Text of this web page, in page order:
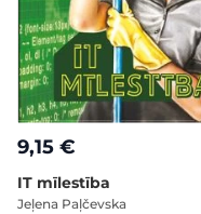
9,15 €
IT mīlestība
Jeļena Paļčevska